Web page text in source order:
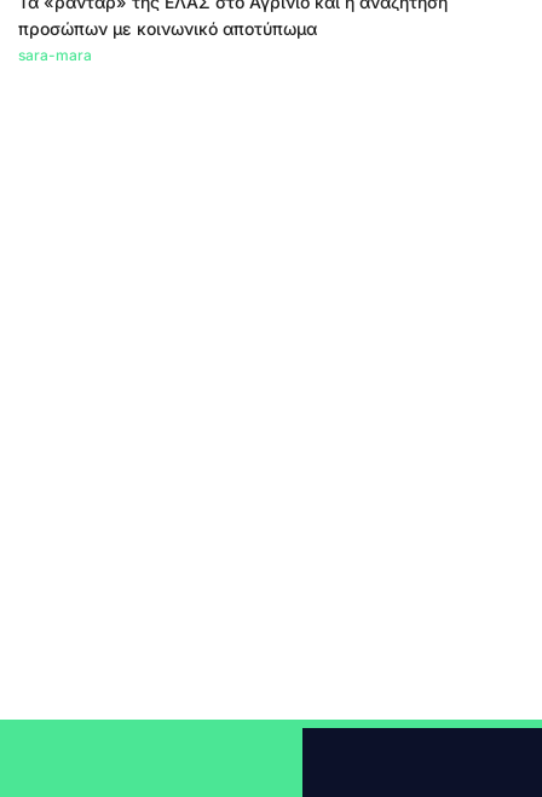
προσώπων με κοινωνικό αποτύπωμα
sara-mara